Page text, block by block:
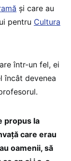
și care au
pentru Cultura
într-un fel, ei
încât devenea
propus la
care erau
oamenii, să